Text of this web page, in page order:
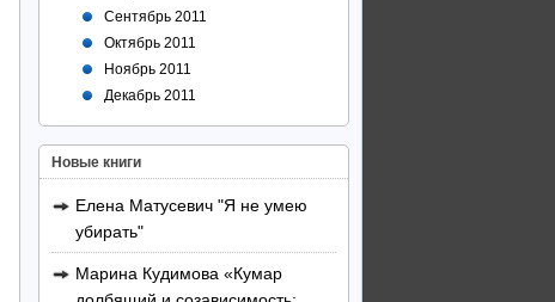
Сентябрь 2011
Октябрь 2011
Ноябрь 2011
Декабрь 2011
Новые книги
Елена Матусевич "Я не умею
убирать"
Марина Кудимова «Кумар